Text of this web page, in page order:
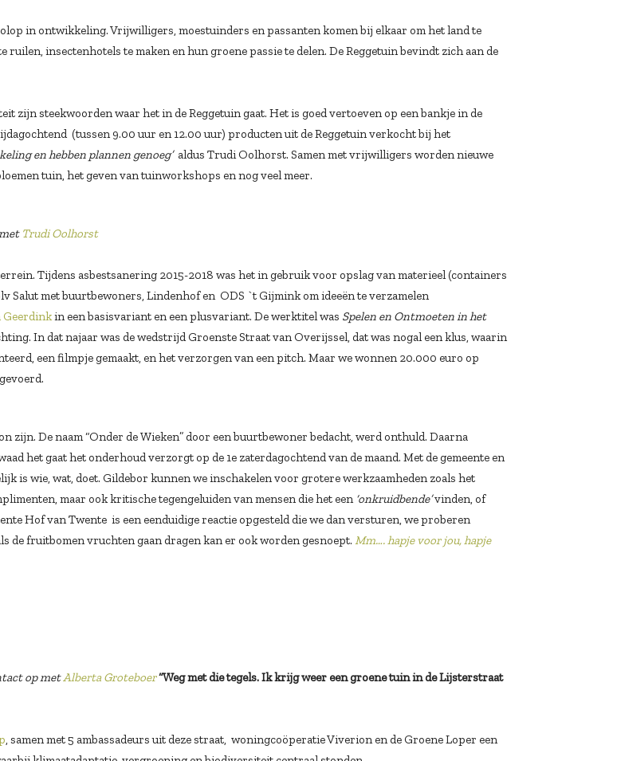
in ontwikkeling. Vrijwilligers, moestuinders en passanten komen bij elkaar om het land te
insectenhotels te maken en hun groene passie te delen. De Reggetuin bevindt zich aan de
zijn steekwoorden waar het in de Reggetuin gaat. Het is goed vertoeven op een bankje in de
(tussen 9.00 uur en 12.00 uur) producten uit de Reggetuin verkocht bij het
en hebben plannen genoeg’aldus Trudi Oolhorst. Samen met vrijwilligers worden nieuwe
tuin, het geven van tuinworkshops en nog veel meer.
Trudi Oolhorst
Tijdens asbestsanering 2015-2018 was het in gebruik voor opslag van materieel (containers
Salut met buurtbewoners, Lindenhof en ODS `t Gijmink om ideeën te verzamelen
Geerdinkin een basisvariant en een plusvariant. De werktitel was Spelen en Ontmoeten in het
In dat najaar was de wedstrijd Groenste Straat van Overijssel, dat was nogal een klus, waarin
een filmpje gemaakt, en het verzorgen van een pitch. Maar we wonnen 20.000 euro op
De naam “Onder de Wieken” door een buurtbewoner bedacht, werd onthuld. Daarna
het gaat het onderhoud verzorgt op de 1e zaterdagochtend van de maand. Met de gemeente en
is wie, wat, doet. Gildebor kunnen we inschakelen voor grotere werkzaamheden zoals het
maar ook kritische tegengeluiden van mensen die het een ‘onkruidbende’vinden, of
Hof van Twente is een eenduidige reactie opgesteld die we dan versturen, we proberen
de fruitbomen vruchten gaan dragen kan er ook worden gesnoept. Mm…. hapje voor jou, hapje
op metAlberta Groteboer“Weg met die tegels. Ik krijg weer een groene tuin in de Lijsterstraat
, samen met 5 ambassadeurs uit deze straat, woningcoöperatie Viverion en de Groene Loper een